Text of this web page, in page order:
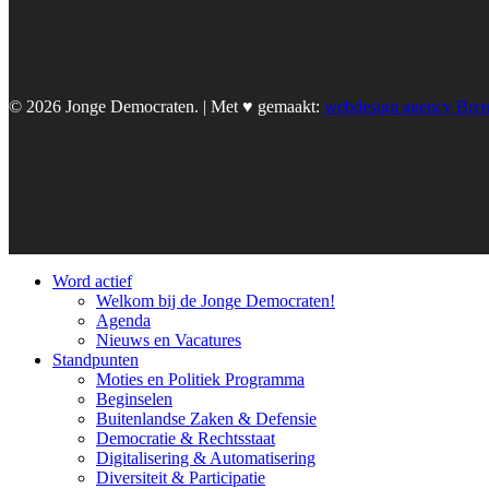
© 2026 Jonge Democraten. | Met ♥︎ gemaakt: webdesign agency
Word actief
Welkom bij de Jonge Democraten!
Agenda
Nieuws en Vacatures
Standpunten
Moties en Politiek Programma
Beginselen
Buitenlandse Zaken & Defensie
Democratie & Rechtsstaat
Digitalisering & Automatisering
Diversiteit & Participatie